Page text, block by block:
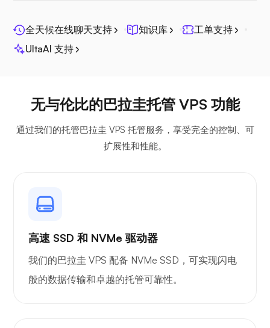
Seafile
光棱镜
Plex
全天候在线聊天支持 知识库
工单支持
UltaAI 支持
无与伦比的巴拉圭托管 VPS 功能
通过我们的托管巴拉圭 VPS 托管服务，享受完全的控制、可
扩展性和性能。
高速 SSD 和 NVMe 驱动器
我们的巴拉圭 VPS 配备 NVMe SSD，可实现闪电
般的数据传输和卓越的托管可靠性。